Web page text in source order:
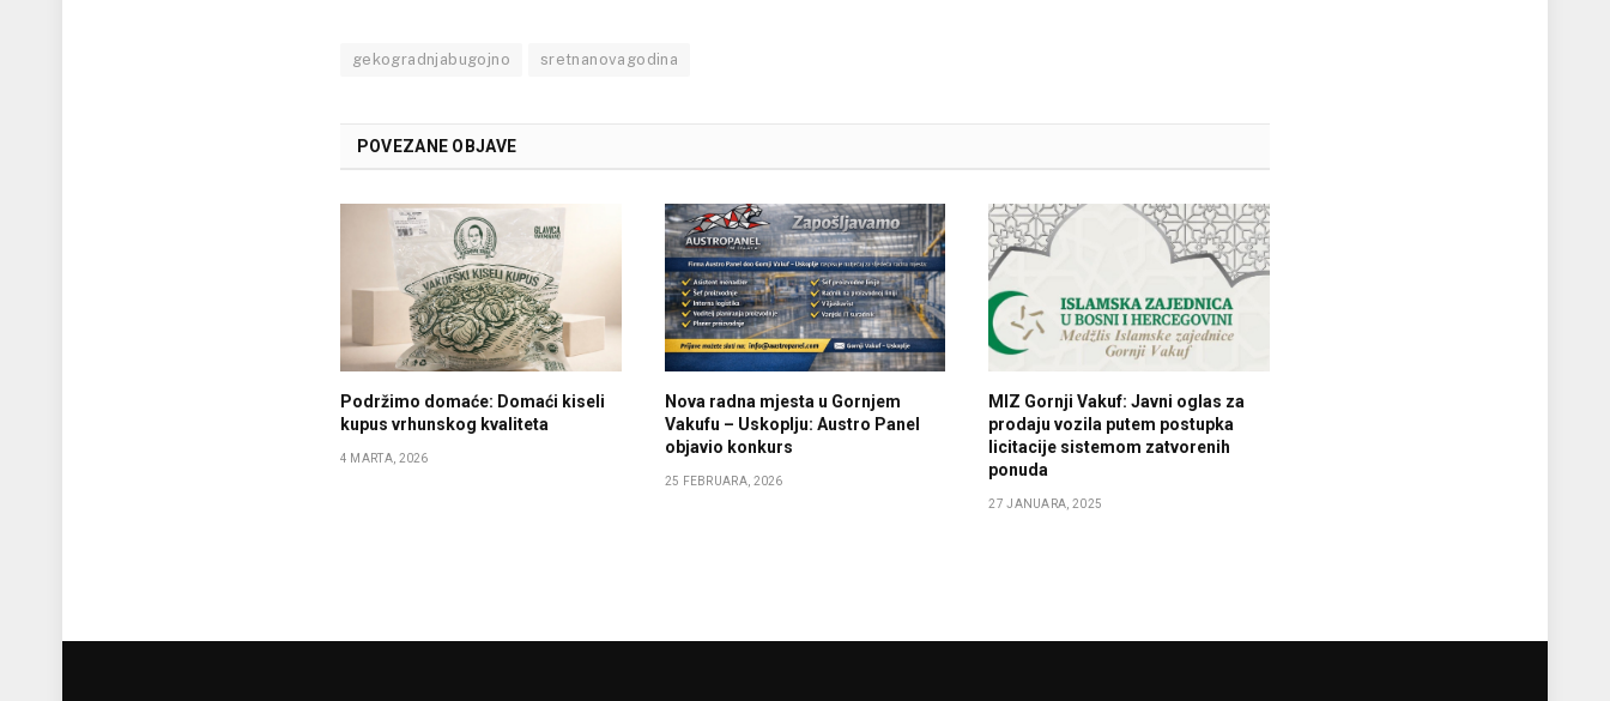
gekogradnjabugojno sretnanovagodina
POVEZANE OBJAVE
Podržimo domaće: Domaći kiseli
kupus vrhunskog kvaliteta
4 MARTA, 2026
Nova radna mjesta u Gornjem
Vakufu – Uskoplju: Austro Panel
objavio konkurs
25 FEBRUARA, 2026
MIZ Gornji Vakuf: Javni oglas za
prodaju vozila putem postupka
licitacije sistemom zatvorenih
ponuda
27 JANUARA, 2025